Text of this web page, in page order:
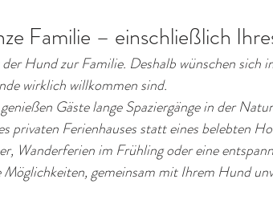
Familie – einschließlich
Hund zur Familie. Deshalb wünschen sich
wirklich willkommen sind.
Gäste lange Spaziergänge in der
privaten Ferienhauses statt eines belebten
Wanderferien im Frühling oder eine
gemeinsam mit Ihrem Hund